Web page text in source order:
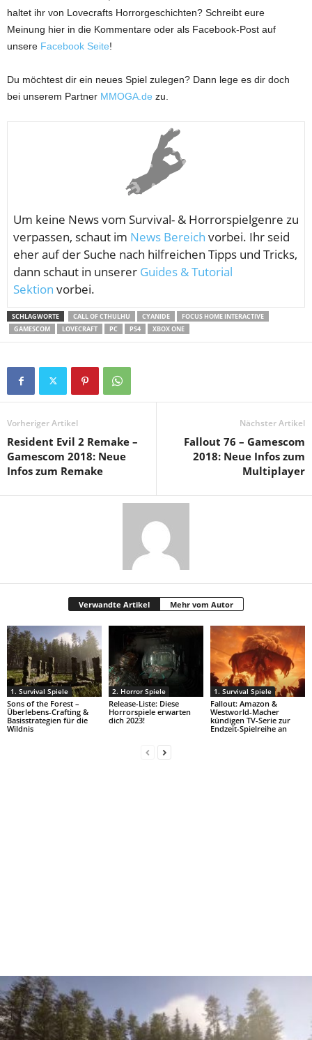
haltet ihr von Lovecrafts Horrorgeschichten? Schreibt eure
Meinung hier in die Kommentare oder als Facebook-Post auf
unsere Facebook Seite!
Du möchtest dir ein neues Spiel zulegen? Dann lege es dir doch
bei unserem Partner MMOGA.de zu.
Um keine News vom Survival- & Horrorspielgenre zu
verpassen, schaut im News Bereich vorbei. Ihr seid
eher auf der Suche nach hilfreichen Tipps und Tricks,
dann schaut in unserer Guides & Tutorial
Sektion vorbei.
SCHLAGWORTE CALL OF CTHULHU CYANIDE
FOCUS HOME INTERACTIVE
GAMESCOM
LOVECRAFT PC PS4 XBOX ONE
Vorheriger Artikel
Resident Evil 2 Remake –
Gamescom 2018: Neue
Infos zum Remake
Nächster Artikel
Fallout 76 – Gamescom
2018: Neue Infos zum
Multiplayer
Verwandte Artikel Mehr vom Autor
1. Survival Spiele
Sons of the Forest –
Überlebens-Crafting &
Basisstrategien für die
Wildnis
2. Horror Spiele
Release-Liste: Diese
Horrorspiele erwarten
dich 2023!
1. Survival Spiele
Fallout: Amazon &
Westworld-Macher
kündigen TV-Serie zur
Endzeit-Spielreihe an